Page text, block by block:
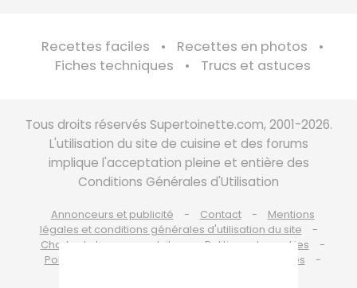
Recettes faciles
Recettes en photos
Fiches techniques
Trucs et astuces
Tous droits réservés Supertoinette.com, 2001-2026.
L'utilisation du site de cuisine et des forums
implique l'acceptation pleine et entière des
Conditions Générales d'Utilisation
Annonceurs et publicité Contact
Mentions
légales et conditions générales d'utilisation du site
Charte de bonne conduite
Politique de cookies
Politique de protection des données personnelles